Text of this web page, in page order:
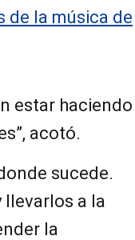
de la música de
estar haciendo
acotó.
sucede.
llevarlos a la
la